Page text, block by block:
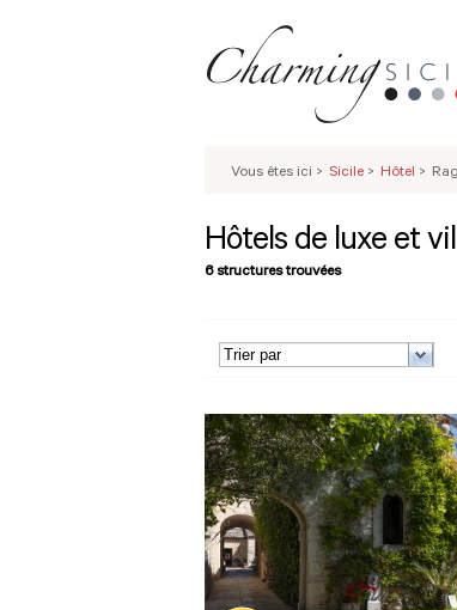
Vous êtes ici > Sicile > Hôtel >
Hôtels de luxe et
6 structures trouvées